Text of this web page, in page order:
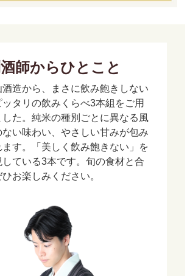
師からひとこと
造から、まさに飲み飽きしない
タリの飲みくらべ3本組をご用
た。純米の種別ごとに異なる風
ない味わい、やさしい甘みが包み
す。「美しく飲み飽きない」を
している3本です。旬の食材と合
お楽しみください。